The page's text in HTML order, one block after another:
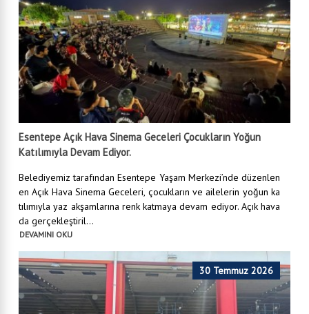
Esentepe Açık Hava Sinema Geceleri Çocukların Yoğun
Katılımıyla Devam Ediyor.
Belediyemiz tarafından Esentepe Yaşam Merkezi’nde düzenlen
en Açık Hava Sinema Geceleri, çocukların ve ailelerin yoğun ka
tılımıyla yaz akşamlarına renk katmaya devam ediyor. Açık hava
da gerçekleştiril...
DEVAMINI OKU
30 Temmuz 2026